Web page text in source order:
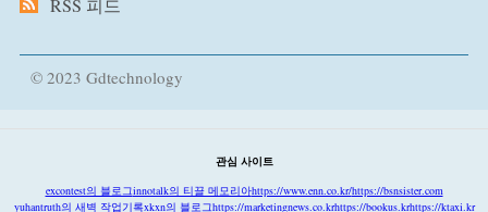
© 2023 Gdtechnology
관심 사이트
excontest의 블로그innotalk의 티끌 메모리아https://www.enn.co.kr/https://bsnsister.com
yuhantruth의 새벽 작업기록xkxn의 블로그https://marketingnews.co.krhttps://bookus.krhttps://ktaxi.kr